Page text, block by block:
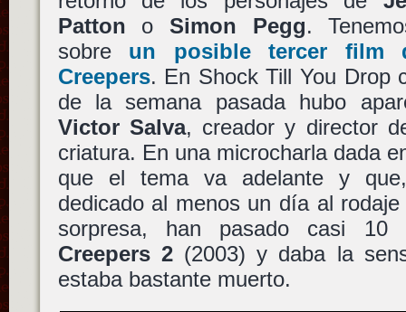
Patton o Simon Pegg.
sobre un posible tercer
Creepers. En Shock Till You Drop
de la semana pasada hubo
Victor Salva, creador y director
criatura. En una microcharla dada
que el tema va adelante y
dedicado al menos un día al
sorpresa, han pasado casi
Creepers 2(2003) y daba la
estaba bastante muerto.